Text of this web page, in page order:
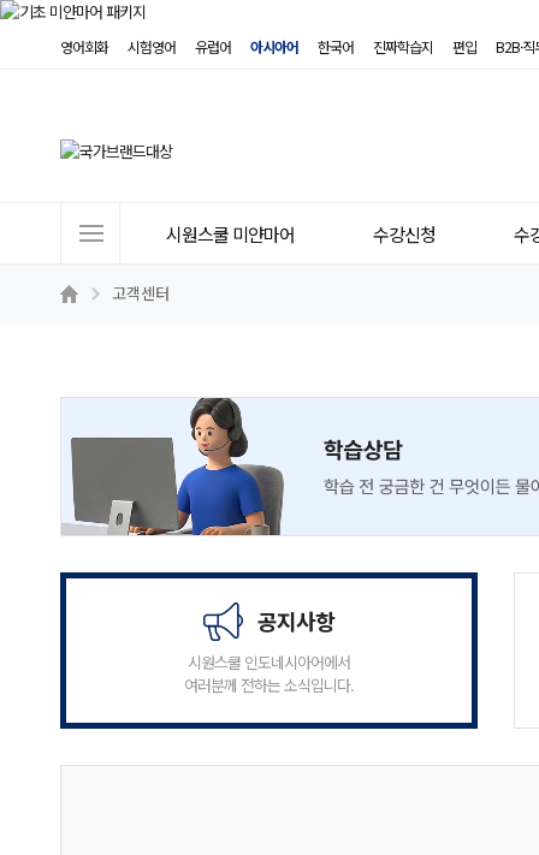
영어회화 시험영어 유럽어 아시아어 한국어 진짜학습지 편입 B2B·
트
시원스쿨 미얀마어 수강신청 수
고객센터
공지사항
시원스쿨 인도네시아어에서
여러분께 전하는 소식입니다.